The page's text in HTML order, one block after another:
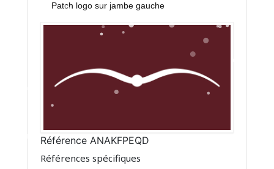
Patch logo sur jambe gauche
Référence ANAKFPEQD
Références spécifiques